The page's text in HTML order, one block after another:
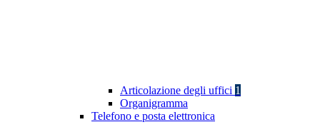
Articolazione degli uffici 1
Organigramma
Telefono e posta elettronica